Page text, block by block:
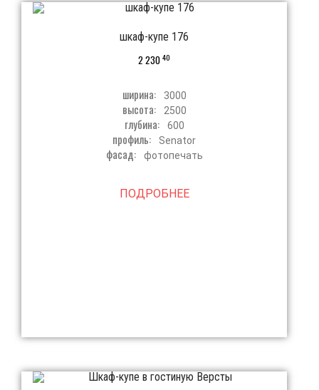
шкаф-купе 176
2 23040
ширина: 3000
высота: 2500
глубина: 600
профиль: Senator
фасад: фотопечать
ПОДРОБНЕЕ